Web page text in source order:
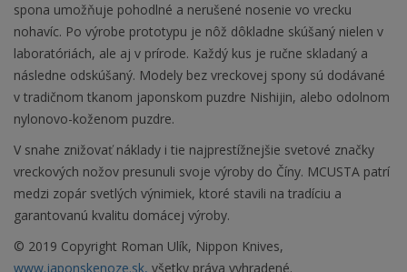
spona umožňuje pohodlné a nerušené nosenie vo vrecku
nohavíc. Po výrobe prototypu je nôž dôkladne skúšaný nielen v
laboratóriách, ale aj v prírode. Každý kus je ručne skladaný a
následne odskúšaný. Modely bez vreckovej spony sú dodávané
v tradičnom tkanom japonskom puzdre Nishijin, alebo odolnom
nylonovo-koženom puzdre.
V snahe znižovať náklady i tie najprestížnejšie svetové značky
vreckových nožov presunuli svoje výroby do Číny. MCUSTA patrí
medzi zopár svetlých výnimiek, ktoré stavili na tradíciu a
garantovanú kvalitu domácej výroby.
© 2019 Copyright Roman Ulík, Nippon Knives,
www.japonskenoze.sk, všetky práva vyhradené.